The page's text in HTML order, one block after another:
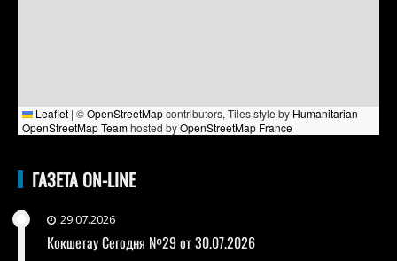
Leaflet | ©OpenStreetMapcontributors, Tiles style by Humanitarian
OpenStreetMap Teamhosted byOpenStreetMap France
ГАЗЕТА ON-LINE
29.07.2026
Кокшетау Сегодня №29 от 30.07.2026